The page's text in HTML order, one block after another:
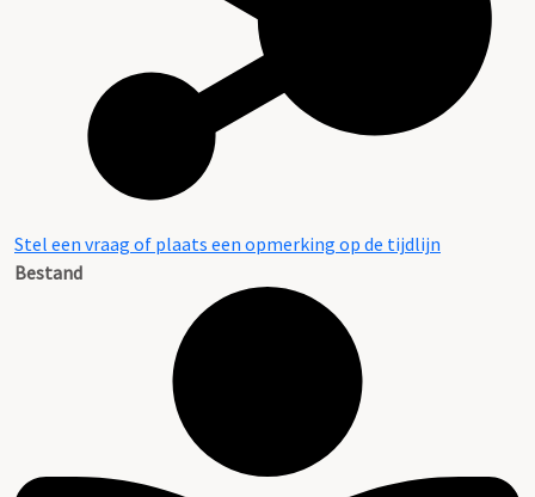
Stel een vraag of plaats een opmerking op de tijdlijn
Bestand